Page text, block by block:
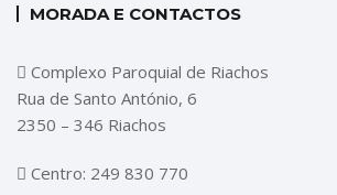
MORADA E CONTACTOS
Complexo Paroquial de Riachos
Rua de Santo António, 6
2350 – 346 Riachos
Centro: 249 830 770